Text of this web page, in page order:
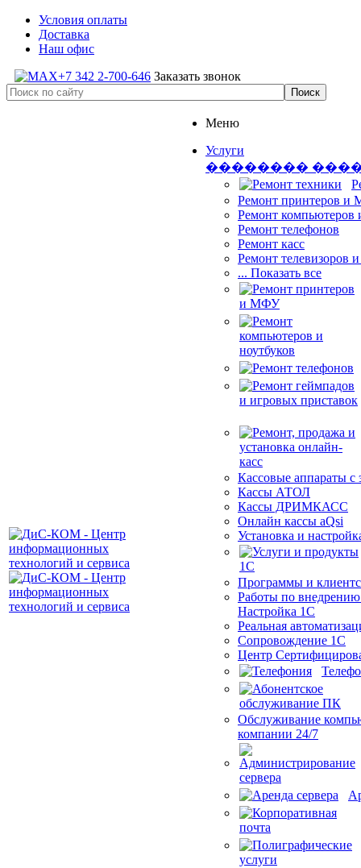
Условия оплаты
Доставка
Наш офис
+7 342 2-700-646 Заказать звонок
Меню
Услуги
��������
Ремонт принтеров
Ремонт компьютеров
Ремонт телефонов
Ремонт касс
Ремонт телевизоров
... Показать все
Кассовые аппараты с
Кассы АТОЛ
Кассы ДРИМКАСС
Онлайн кассы aQsi
Установка и
Программы и
Работы по
Настройка 1С
Реальная
Сопровождение 1С
Центр
Обслуживание
компании 24/7